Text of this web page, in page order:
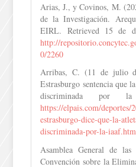
Arias, J., y Covinos, M.
de la Investigación.
EIRL. Retrieved 15 de
http://
0/2260
Arribas, C. (11 de julio
Estrasburgo sentencia que
discriminada por
https://elpais.com/
estrasburgo-dice-que-la-
discriminada-por-la-
Asamblea General de las
Convención sobre la